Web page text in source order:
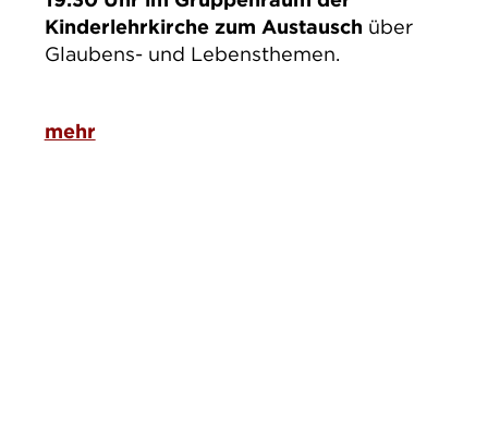
Kinderlehrkirche zum Austausch über
Glaubens- und Lebensthemen.
mehr